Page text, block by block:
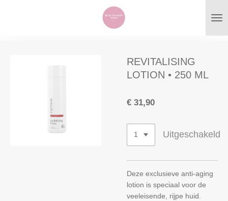
REVITALISING
LOTION • 250 ML
€ 31,90
Uitgeschakeld
Deze exclusieve anti-aging
lotion is speciaal voor de
veeleisende, rijpe huid.